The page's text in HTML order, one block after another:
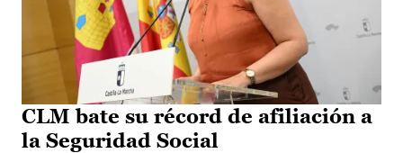
CLM bate su récord de afiliación a
la Seguridad Social